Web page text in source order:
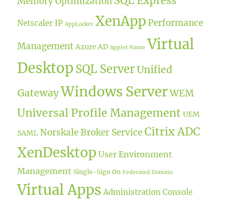
Netscaler IP AppLocker XenApp Performance
Management Azure AD Applet Name Virtual
Desktop SQL ServerUnified
GatewayWindows ServerWEM
Universal Profile Management UEM
SAML Norskale Broker Service Citrix ADC
XenDesktop User Environment
Management Single-Sign On Federated Domain
Virtual Apps Administration Console